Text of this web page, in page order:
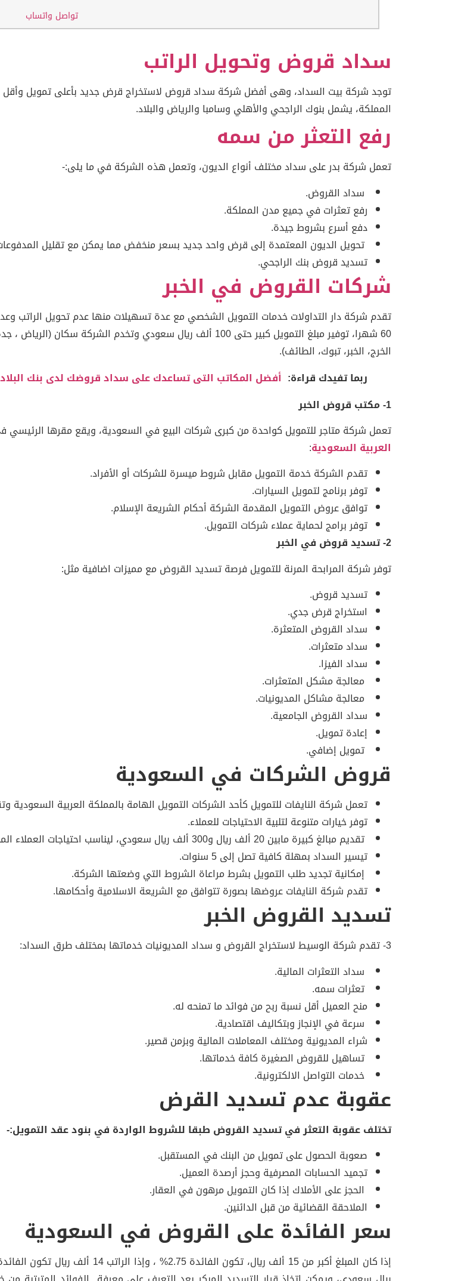
تواصل واتساب
سداد قروض وتحويل الراتب
توجد شركة بيت السداد، وهى أفضل شركة سداد قروض لاستخراج قرض جديد بأعلى تمويل
المملكة، يشمل بنوك الراجحي والأهلي وسامبا والرياض والبلاد.
رفع التعثر من سمه
تعمل شركة بدر على سداد مختلف أنواع الديون، وتعمل هذه الشركة في ما يلى:-
سداد القروض.
رفع تعثرات في جميع مدن المملكة.
دفع أسرع بشروط جيدة.
تحويل الديون المعتمدة إلى قرض واحد جديد بسعر منخفض مما يمكن مع تقليل
تسديد قروض بنك الراجحي.
شركات القروض في الخبر
تقدم شركة دار التداولات خدمات التمويل الشخصي مع عدة تسهيلات منها عدم تحويل
60 شهرا، توفير مبلغ التمويل كبير حتى 100 ألف ريال سعودي وتخدم
الخرج، الخبر، تبوك، الطائف).
ربما تفيدك قراءة: أفضل المكاتب التى تساعدك على سداد قروضك لدى بنك البلاد
1- مكتب قروض الخبر
تعمل شركة متاجر للتمويل كواحدة من كبرى شركات البيع في السعودية، ويقع مقرها
العربية السعودية:
تقدم الشركة خدمة التمويل مقابل شروط ميسرة للشركات أو الأفراد.
توفر برنامج لتمويل السيارات.
توافق عروض التمويل المقدمة الشركة أحكام الشريعة الإسلام.
توفر برامج لحماية عملاء شركات التمويل.
2- تسديد قروض في الخبر
توفر شركة المرابحة المرنة للتمويل فرصة تسديد القروض مع مميزات اضافية مثل:
تسديد قروض.
استخراج قرض جدي.
سداد القروض المتعثرة.
سداد متعثرات.
سداد الفيزا.
معالجة مشكل المتعثرات.
معالجة مشاكل المديونيات.
سداد القروض الجامعية.
إعادة تمويل.
تمويل إضافي.
قروض الشركات في السعودية
تعمل شركة النايفات للتمويل كأحد الشركات التمويل الهامة بالمملكة العربية
توفر خيارات متنوعة لتلبية الاحتياجات للعملاء.
تقديم مبالغ كبيرة مابين 20 ألف ريال و300 ألف ريال سعودي، ليناسب احتياجات العملاء المختلفة.
تيسير السداد بمهلة كافية تصل إلى 5 سنوات.
إمكانية تجديد طلب التمويل بشرط مراعاة الشروط التي وضعتها الشركة.
تقدم شركة النايفات عروضها بصورة تتوافق مع الشريعة الاسلامية وأحكامها.
تسديد القروض الخبر
3- تقدم شركة الوسيط لاستخراج القروض و سداد المديونيات خدماتها بمختلف طرق السداد:
سداد التعثرات المالية.
تعثرات سمه.
منح العميل أقل نسبة ربح من فوائد ما تمنحه له.
سرعة في الإنجاز وبتكاليف اقتصادية.
شراء المديونية ومختلف المعاملات المالية وبزمن قصير.
تساهيل للقروض الصغيرة كافة خدماتها.
خدمات التواصل الالكترونية.
عقوبة عدم تسديد القرض
تختلف عقوبة التعثر في تسديد القروض طبقا للشروط الواردة في بنود عقد التمويل:-
صعوبة الحصول على تمويل من البنك في المستقبل.
تجميد الحسابات المصرفية وحجز أرصدة العميل.
الحجز على الأملاك إذا كان التمويل مرهون في العقار.
الملاحقة القضائية من قبل الدائنين.
سعر الفائدة على القروض في السعودية